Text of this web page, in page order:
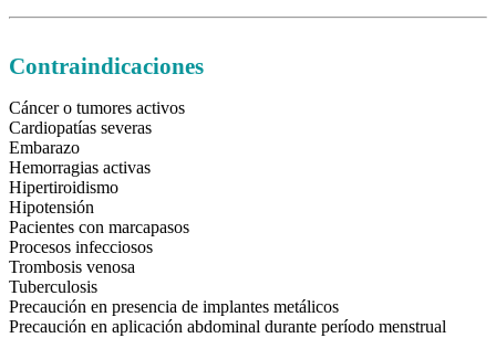
Contraindicaciones
Cáncer o tumores activos
Cardiopatías severas
Embarazo
Hemorragias activas
Hipertiroidismo
Hipotensión
Pacientes con marcapasos
Procesos infecciosos
Trombosis venosa
Tuberculosis
Precaución en presencia de implantes metálicos
Precaución en aplicación abdominal durante período menstrual